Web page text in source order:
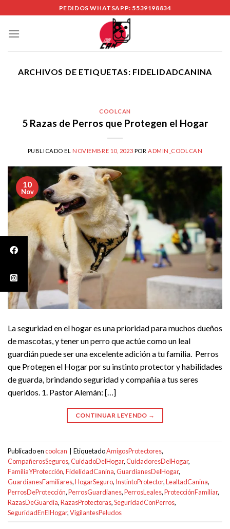
to
content
PEDIDOS WHATSAPP: 5539198834
ARCHIVOS DE ETIQUETAS: FIDELIDADCANINA
COOLCAN
5 Razas de Perros que Protegen el Hogar
PUBLICADO EL NOVIEMBRE 10, 2023 POR ADMIN_COOLCAN
10
Nov
La seguridad en el hogar es una prioridad para muchos dueños
de mascotas, y tener un perro que actúe como un leal
guardián puede ser una excelente adición a tu familia. Perros
que Protegen el Hogar por su instinto protector y habilidades
de guarda, brindando seguridad y compañía a tus seres
queridos. 1. Pastor Alemán: […]
CONTINUAR LEYENDO →
Publicado encoolcan EtiquetadoAmigosProtectores,
CompañerosSeguros,CuidadoDelHogar,CuidadoresDelHogar,
FamiliaYProtección,FidelidadCanina,GuardianesDelHogar,
GuardianesFamiliares,HogarSeguro, InstintoProtector,LealtadCanina,
PerrosDeProtección,PerrosGuardianes,PerrosLeales,ProtecciónFamiliar,
RazasDeGuardia,RazasProtectoras,SeguridadConPerros,
SeguridadEnElHogar,VigilantesPeludos